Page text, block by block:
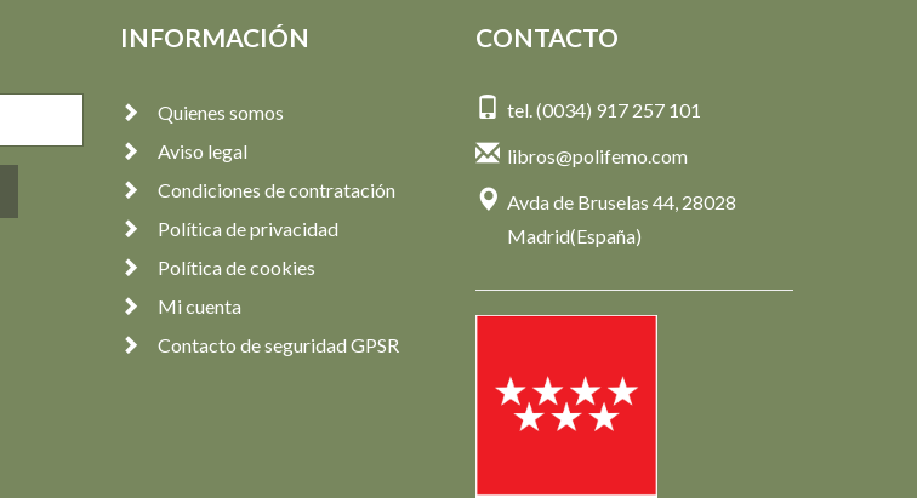
INFORMACIÓN
Quienes somos
Aviso legal
Condiciones de contratación
Política de privacidad
Política de cookies
Mi cuenta
Contacto de seguridad GPSR
CONTACTO
tel. (0034) 917 257 101
libros@polifemo.com
Avda de Bruselas 44, 28028
Madrid(España)